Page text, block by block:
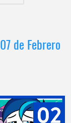
de Febrero